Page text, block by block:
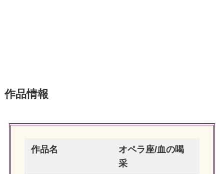
作品情報
作品名
オペラ座/血の喝
采